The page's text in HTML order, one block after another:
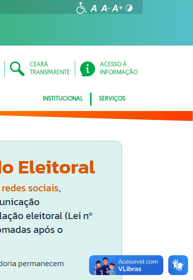
CEARÁ
TRANSPARENTE
ACESSO À
INFORMAÇÃO
INSTITUCIONAL SERVIÇOS